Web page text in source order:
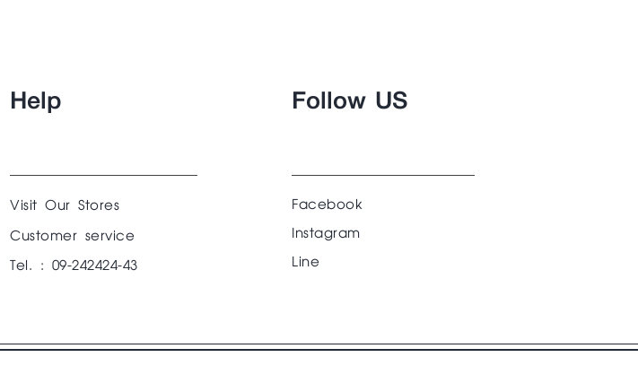
Help Follow US
Facebook
Instagram
Line
Visit Our Stores
Customer service
Tel. : 09-242424-43